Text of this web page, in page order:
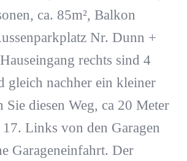
ca. 85m², Balkon
Nr. Dunn +
rechts sind 4
gleich nachher ein kleiner
Sie diesen Weg, ca 20 Meter
Links von den Garagen
Garageneinfahrt. Der